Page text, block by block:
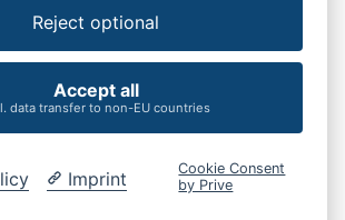
Sie optimal zu gestalten und fortlaufend
verwenden wir Cookies. Durch die weitere
stimmen Sie der Verwendung von Cookies
unserer
Reject optional
Accept all
data transfer to non-EU countries
Imprint
Cookie Consent
by Prive